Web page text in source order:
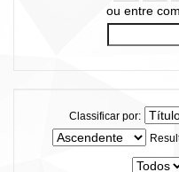
ou entre
Classificar por: